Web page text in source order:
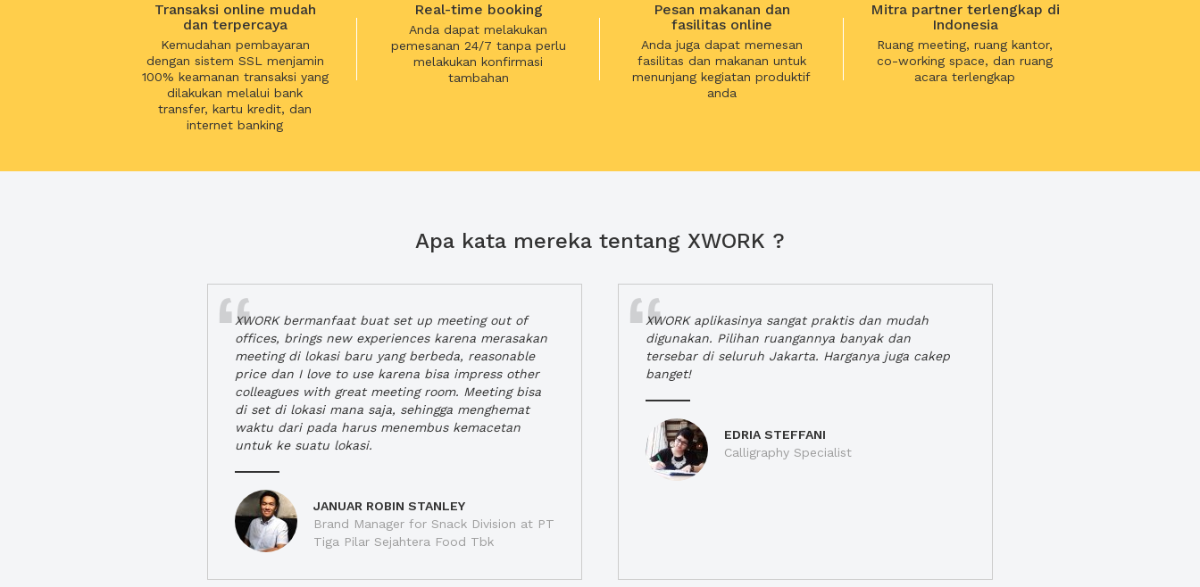
Transaksi online mudah
dan terpercaya
Kemudahan pembayaran
dengan sistem SSL menjamin
100% keamanan transaksi yang
dilakukan melalui bank
transfer, kartu kredit, dan
internet banking
Real-time booking
Anda dapat melakukan
pemesanan 24/7 tanpa perlu
melakukan konfirmasi
tambahan
Pesan makanan dan
fasilitas online
Anda juga dapat memesan
fasilitas dan makanan untuk
menunjang kegiatan produktif
anda
Mitra partner terlengkap di
Indonesia
Ruang meeting, ruang kantor,
co-working space, dan ruang
acara terlengkap
Apa kata mereka tentang XWORK ?
XWORK bermanfaat buat set up meeting out of
offices, brings new experiences karena merasakan
meeting di lokasi baru yang berbeda, reasonable
price dan I love to use karena bisa impress other
colleagues with great meeting room. Meeting bisa
di set di lokasi mana saja, sehingga menghemat
waktu dari pada harus menembus kemacetan
untuk ke suatu lokasi.
JANUAR ROBIN STANLEY
Brand Manager for Snack Division at PT
Tiga Pilar Sejahtera Food Tbk
XWORK aplikasinya sangat praktis dan mudah
digunakan. Pilihan ruangannya banyak dan
tersebar di seluruh Jakarta. Harganya juga cakep
banget!
EDRIA STEFFANI
Calligraphy Specialist